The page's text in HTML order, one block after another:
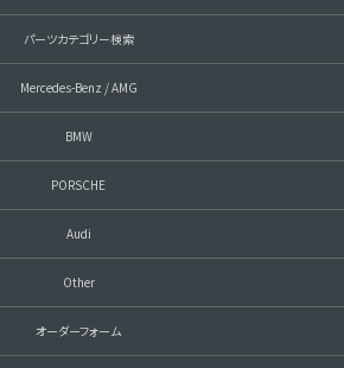
パーツカテゴリー検索
Mercedes-Benz / AMG
BMW
PORSCHE
Audi
Other
オーダーフォーム